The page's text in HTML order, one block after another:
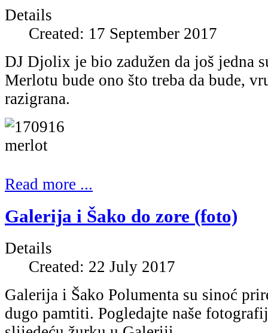
Details
Created: 17 September 2017
DJ Djolix je bio zadužen da još jedna
Merlotu bude ono što treba da bude,
razigrana.
Read more ...
Galerija i Šako do zore (foto)
Details
Created: 22 July 2017
Galerija i Šako Polumenta su sinoć
dugo pamtiti. Pogledajte naše